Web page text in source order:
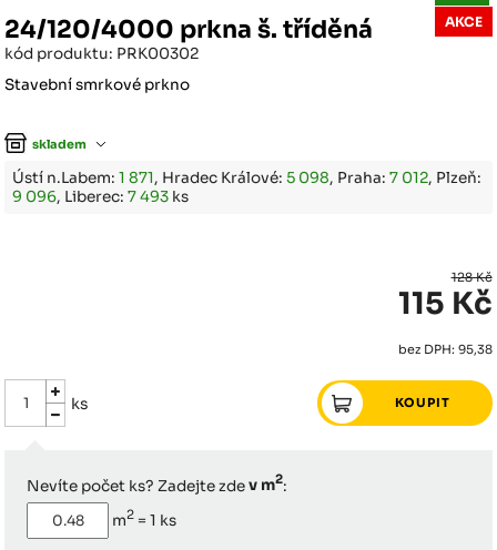
24/120/4000 prkna š. tříděná
kód produktu: PRK00302
Stavební smrkové prkno
skladem
Ústí n.Labem:1 871, Hradec Králové:5 098, Praha:7 012, Plzeň:
9 096, Liberec:7 493 ks
AKCE
128 Kč
115 Kč
bez DPH: 95,38
ks
Nevíte počet ks? Zadejte zdev m2:
m2 =1 ks